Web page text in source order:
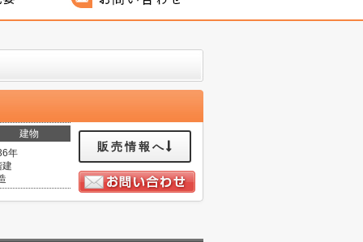
建物
年
建
販売情報へ